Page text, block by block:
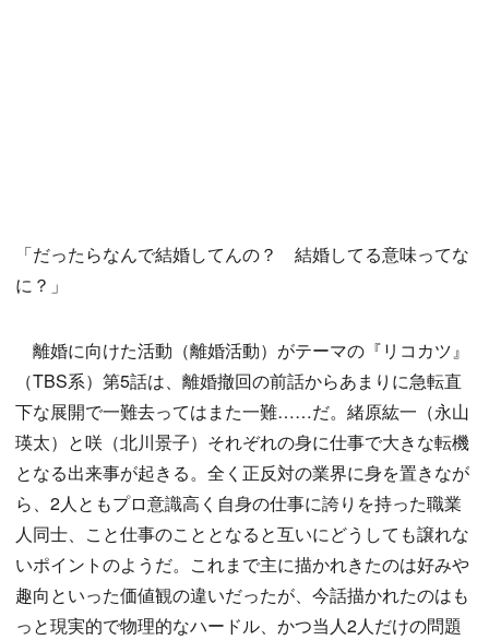
「だったらなんで結婚してんの？ 結婚してる意味ってな
に？」
離婚に向けた活動（離婚活動）がテーマの『リコカツ』
（TBS系）第5話は、離婚撤回の前話からあまりに急転直
下な展開で一難去ってはまた一難……だ。緒原紘一（永山
瑛太）と咲（北川景子）それぞれの身に仕事で大きな転機
となる出来事が起きる。全く正反対の業界に身を置きなが
ら、2人ともプロ意識高く自身の仕事に誇りを持った職業
人同士、こと仕事のこととなると互いにどうしても譲れな
いポイントのようだ。これまで主に描かれきたのは好みや
趣向といった価値観の違いだったが、今話描かれたのはも
っと現実的で物理的なハードル、かつ当人2人だけの問題